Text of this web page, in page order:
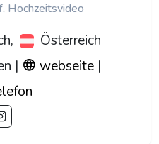
Hochzeitsvideo
Österreich
| webseite |